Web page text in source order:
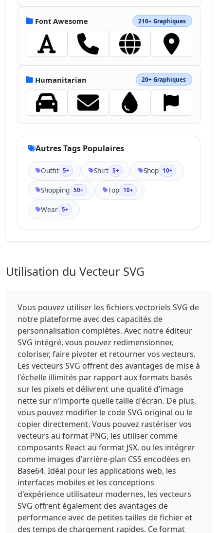
Font Awesome 210+ Graphiques
Humanitarian 20+ Graphiques
Autres Tags Populaires
Outfit 5+ Shirt 5+ Shop 10+
Shopping 50+ Top 10+
Wear 5+
Utilisation du Vecteur SVG
Vous pouvez utiliser les fichiers vectoriels SVG de
notre plateforme avec des capacités de
personnalisation complètes. Avec notre éditeur
SVG intégré, vous pouvez redimensionner,
coloriser, faire pivoter et retourner vos vecteurs.
Les vecteurs SVG offrent des avantages de mise à
l'échelle illimités par rapport aux formats basés
sur les pixels et délivrent une qualité d'image
nette sur n'importe quelle taille d'écran. De plus,
vous pouvez modifier le code SVG original ou le
copier directement. Vous pouvez rastériser vos
vecteurs au format PNG, les utiliser comme
composants React au format JSX, ou les intégrer
comme images d'arrière-plan CSS encodées en
Base64. Idéal pour les applications web, les
interfaces mobiles et les conceptions
d'expérience utilisateur modernes, les vecteurs
SVG offrent également des avantages de
performance avec de petites tailles de fichier et
des temps de chargement rapides. Ce format